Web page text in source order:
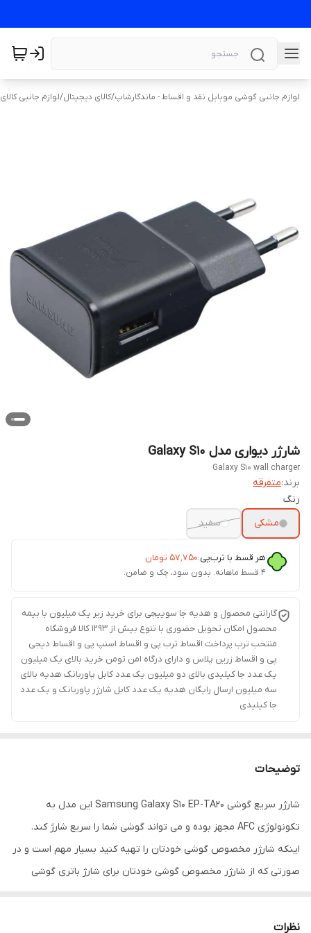
لوازم جانبی گوشی موبایل نقد و اقساط - ماندگارشاپ/کالای دیجیتال/لوازم جانبی
شارژر دیواری مدل Galaxy S10
Galaxy S10 wall charger
برند:متفرقه
رنگ
مشکی
سفید
هر قسط با ترب‌پی:۵۷٬۷۵۰ تومان
۴ قسط ماهانه. بدون سود، چک و ضامن.
گارانتی محصول و هدیه جا سوییچی برای خرید زیر یک میلیون با بیمه
محصول امکان تحویل حضوری با تنوع بیش از 1293 کالا فروشگاه
منتخب ترب پرداخت اقساط ترب پی و اقساط اسنپ پی و اقساط دیجی
پی و اقساط زرین پلاس و دارای درگاه امن تومن خرید بالای یک میلیون
یک عدد جا کیلیدی بالای دو میلیون یک عدد کابل پاوربانک هدیه بالای
سه میلیون ارسال رایگان هدیه یک عدد کابل شارژر پاوربانک و یک عدد
جا کیلیدی
توضیحات
شارژر سريع گوشی Samsung Galaxy S10 EP-TA20 این مدل به
تکونولوژی AFC مجهز بوده و می تواند گوشی شما را سریع شارژ کند.
اینکه شارژر مخصوص گوشی خودتان را تهیه کنید بسیار مهم است و در
صورتی که از شارژر مخصوص گوشی خودتان برای شارژ باتری گوشی
نظرات